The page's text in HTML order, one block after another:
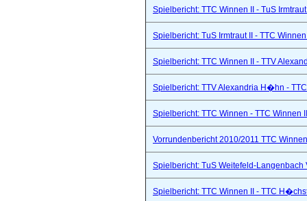
Spielbericht: TTC Winnen II - TuS
Spielbericht: TuS Irmtraut II - TTC
Spielbericht: TTC Winnen II - TTV
Spielbericht: TTV Alexandria H�hn -
Spielbericht: TTC Winnen - TTC Winnen
Vorrundenbericht 2010/2011 TTC
Spielbericht: TuS Weitefeld-
Spielbericht: TTC Winnen II - TTC